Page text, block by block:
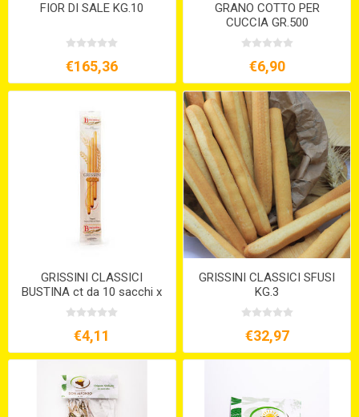
FIOR DI SALE KG.10
€165,36
GRANO COTTO PER
CUCCIA GR.500
€6,90
GRISSINI CLASSICI
BUSTINA ct da 10 sacchi x
20 bustine
€4,11
GRISSINI CLASSICI SFUSI
KG.3
€32,97